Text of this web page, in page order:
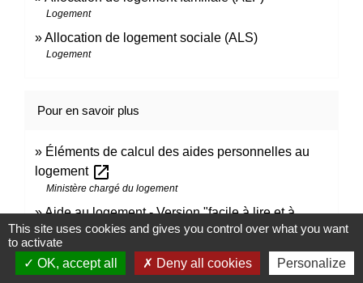
Logement
Allocation de logement sociale (ALS)
Logement
Pour en savoir plus
Éléments de calcul des aides personnelles au
logement open_in_new
Ministère chargé du logement
Aide au logement - Version "facile à lire et à
comprendre"open_in_new
Caisse nationale de solidarité pour l'autonomie (CNSA)
This site uses cookies and gives you control over what you want
to activate
OK, accept all
Deny all cookies Personalize